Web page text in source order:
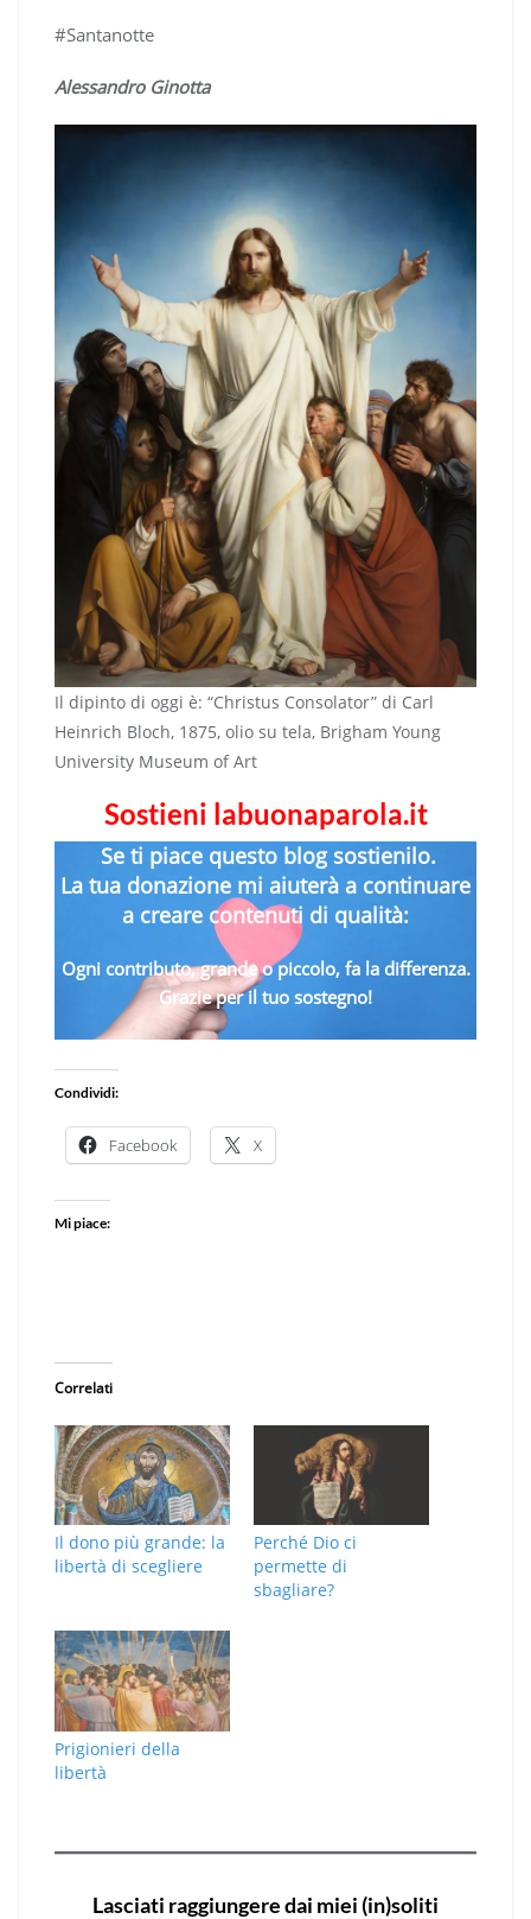
#Santanotte
Alessandro Ginotta
Il dipinto di oggi è: “Christus Consolator” di Carl
Heinrich Bloch, 1875, olio su tela, Brigham Young
University Museum of Art
Sostieni labuonaparola.it
Se ti piace questo blog sostienilo.
La tua donazione mi aiuterà a continuare
a creare contenuti di qualità:
Ogni contributo, grande o piccolo, fa la differenza.
Grazie per il tuo sostegno!
Condividi:
Facebook X
Mi piace:
Correlati
Il dono più grande: la
libertà di scegliere
Perché Dio ci
permette di
sbagliare?
Prigionieri della
libertà
Lasciati raggiungere dai miei (in)soliti